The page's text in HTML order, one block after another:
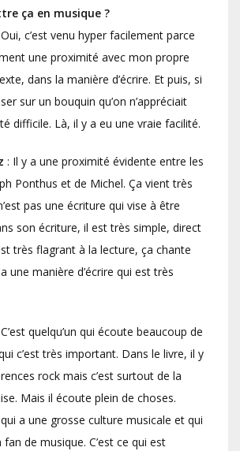
ça en musique ?
c’est venu hyper facilement parce
une proximité avec mon propre
dans la manière d’écrire. Et puis, si
sur un bouquin qu’on n’appréciait
difficile. Là, il y a eu une vraie facilité.
: Il y a une proximité évidente entre les
Ponthus et de Michel. Ça vient très
pas une écriture qui vise à être
son écriture, il est très simple, direct
très flagrant à la lecture, ça chante
une manière d’écrire qui est très
quelqu’un qui écoute beaucoup de
c’est très important. Dans le livre, il y
rock mais c’est surtout de la
Mais il écoute plein de choses.
qui a une grosse culture musicale et qui
de musique. C’est ce qui est